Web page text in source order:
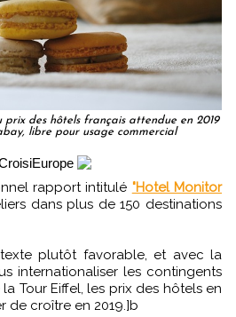
prix des hôtels français attendue en 2019
libre pour usage commercial
rapport intitulé "Hotel Monitor
dans plus de 150 destinations
plutôt favorable, et avec la
internationaliser les contingents
Tour Eiffel, les prix des hôtels en
de croître en 2019.]b